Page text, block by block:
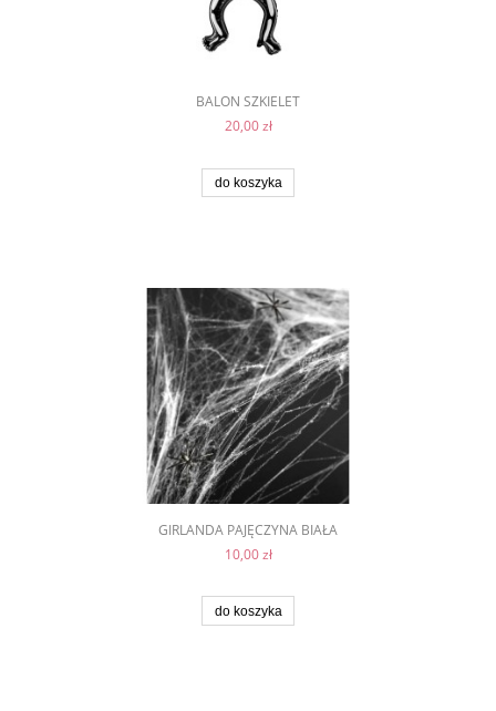
BALON SZKIELET
20,00 zł
do koszyka
GIRLANDA PAJĘCZYNA BIAŁA
10,00 zł
do koszyka